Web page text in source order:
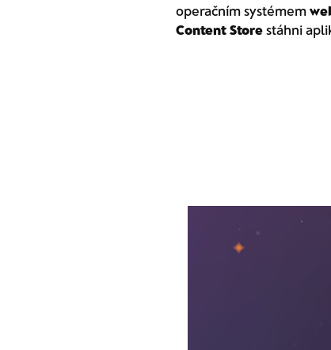
operačním systémem
Content Store stáhni